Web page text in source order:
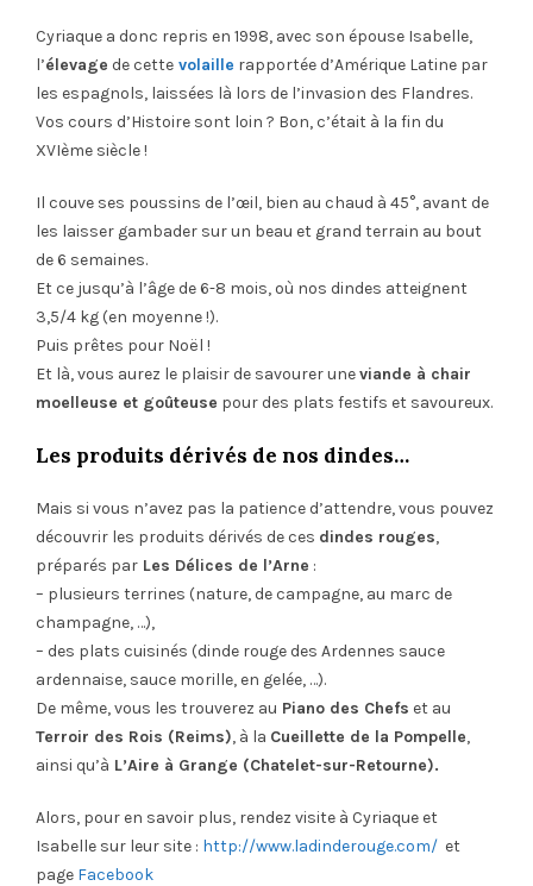
Cyriaque a donc repris en 1998, avec son épouse Isabelle,
l’élevage de cette volaille rapportée d’Amérique Latine par
les espagnols, laissées là lors de l’invasion des Flandres.
Vos cours d’Histoire sont loin ? Bon, c’était à la fin du
XVIème siècle !
Il couve ses poussins de l’œil, bien au chaud à 45°, avant de
les laisser gambader sur un beau et grand terrain au bout
de 6 semaines.
Et ce jusqu’à l’âge de 6-8 mois, où nos dindes atteignent
3,5/4 kg (en moyenne !).
Puis prêtes pour Noël !
Et là, vous aurez le plaisir de savourer uneviande à chair
moelleuse et goûteuse pour des plats festifs et savoureux.
Les produits dérivés de nos dindes…
Mais si vous n’avez pas la patience d’attendre, vous pouvez
découvrir les produits dérivés de ces dindes rouges,
préparés par Les Délices de l’Arne :
– plusieurs terrines (nature, de campagne, au marc de
champagne, …),
– des plats cuisinés (dinde rouge des Ardennes sauce
ardennaise, sauce morille, en gelée, …).
De même, vous les trouverez au Piano des Chefs et au
Terroir des Rois (Reims), à la Cueillette de la Pompelle,
ainsi qu’à L’Aire à Grange (Chatelet-sur-Retourne).
Alors, pour en savoir plus, rendez visite à Cyriaque et
Isabelle sur leur site : http://www.ladinderouge.com/ et
page Facebook